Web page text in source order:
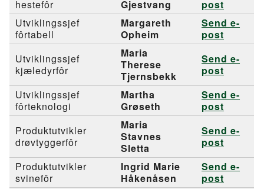
hestefôr
Gjestvang
post
Utviklingssjef
fôrtabell
Margareth
Opheim
Send e-
post
Utviklingssjef
kjæledyrfôr
Maria
Therese
Tjernsbekk
Send e-
post
Utviklingssjef
fôrteknologi
Martha
Grøseth
Send e-
post
Produktutvikler
drøvtyggerfôr
Maria
Stavnes
Sletta
Send e-
post
Produktutvikler
svinefôr
Ingrid Marie
Håkenåsen
Send e-
post